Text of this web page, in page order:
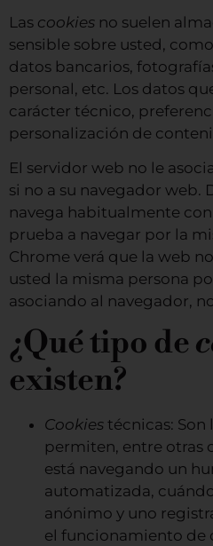
Las cookies no suelen
sensible sobre usted,
datos bancarios,
personal, etc. Los datos
carácter técnico,
personalización de
El servidor web no le
si no a su navegador web.
navega habitualmente
prueba a navegar por la
Chrome verá que la web
usted la misma persona
asociando al navegador,
¿Qué tipo de
existen?
Cookies técnicas: Son
permiten, entre otras
está navegando un
automatizada,
anónimo y uno
el funcionamiento de